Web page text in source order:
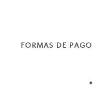
FORMAS DE PAGO